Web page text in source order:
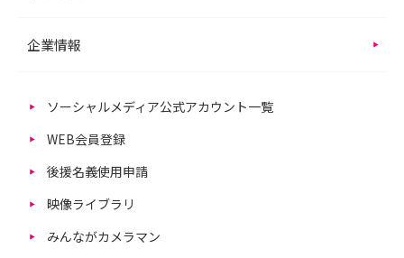
企業情報
ソーシャルメディア公式アカウント一覧
WEB会員登録
後援名義使用申請
映像ライブラリ
みんながカメラマン